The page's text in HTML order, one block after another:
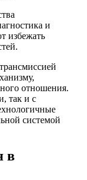
и
избежать
отношения.
так и с
системой
в